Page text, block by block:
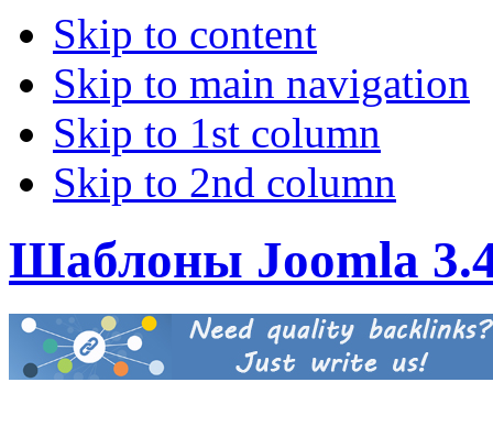
Skip to content
Skip to main navigation
Skip to 1st column
Skip to 2nd column
Шаблоны Joomla